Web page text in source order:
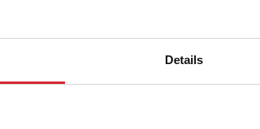
Details
ser criadas automaticamente a partir
para produção ou salvo para uso posterior.
se o software de programação off-line é
seu processo robótico.